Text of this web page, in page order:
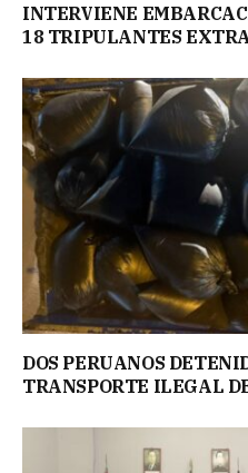
INTERVIENE
18 TRIPULANTES
DOS PERUANOS
TRANSPORTE ILEGAL